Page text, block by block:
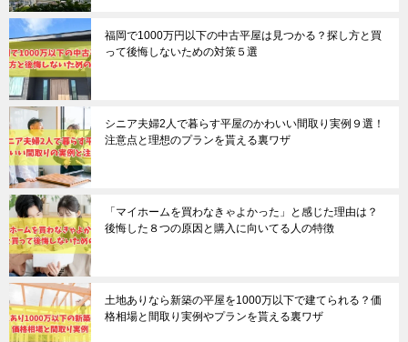
福岡で1000万円以下の中古平屋は見つかる？探し方と買
って後悔しないための対策５選
シニア夫婦2人で暮らす平屋のかわいい間取り実例９選！
注意点と理想のプランを貰える裏ワザ
「マイホームを買わなきゃよかった」と感じた理由は？
後悔した８つの原因と購入に向いてる人の特徴
土地ありなら新築の平屋を1000万以下で建てられる？価
格相場と間取り実例やプランを貰える裏ワザ